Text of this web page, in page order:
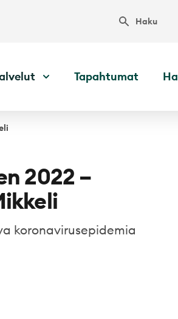
Haku
Tapahtumat
2022 –
koronavirusepidemia